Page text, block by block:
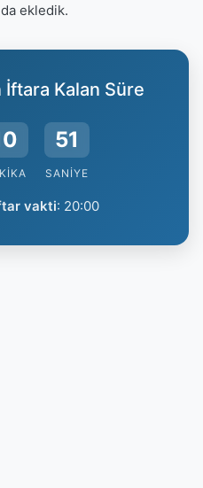
da ekledik.
İftara Kalan Süre
50
SANIYE
vakti: 20:00